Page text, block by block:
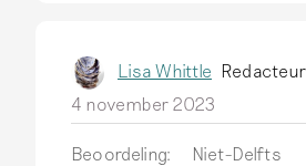
Lisa Whittle Redacteur
4 november 2023
Beoordeling:
Niet-Delfts